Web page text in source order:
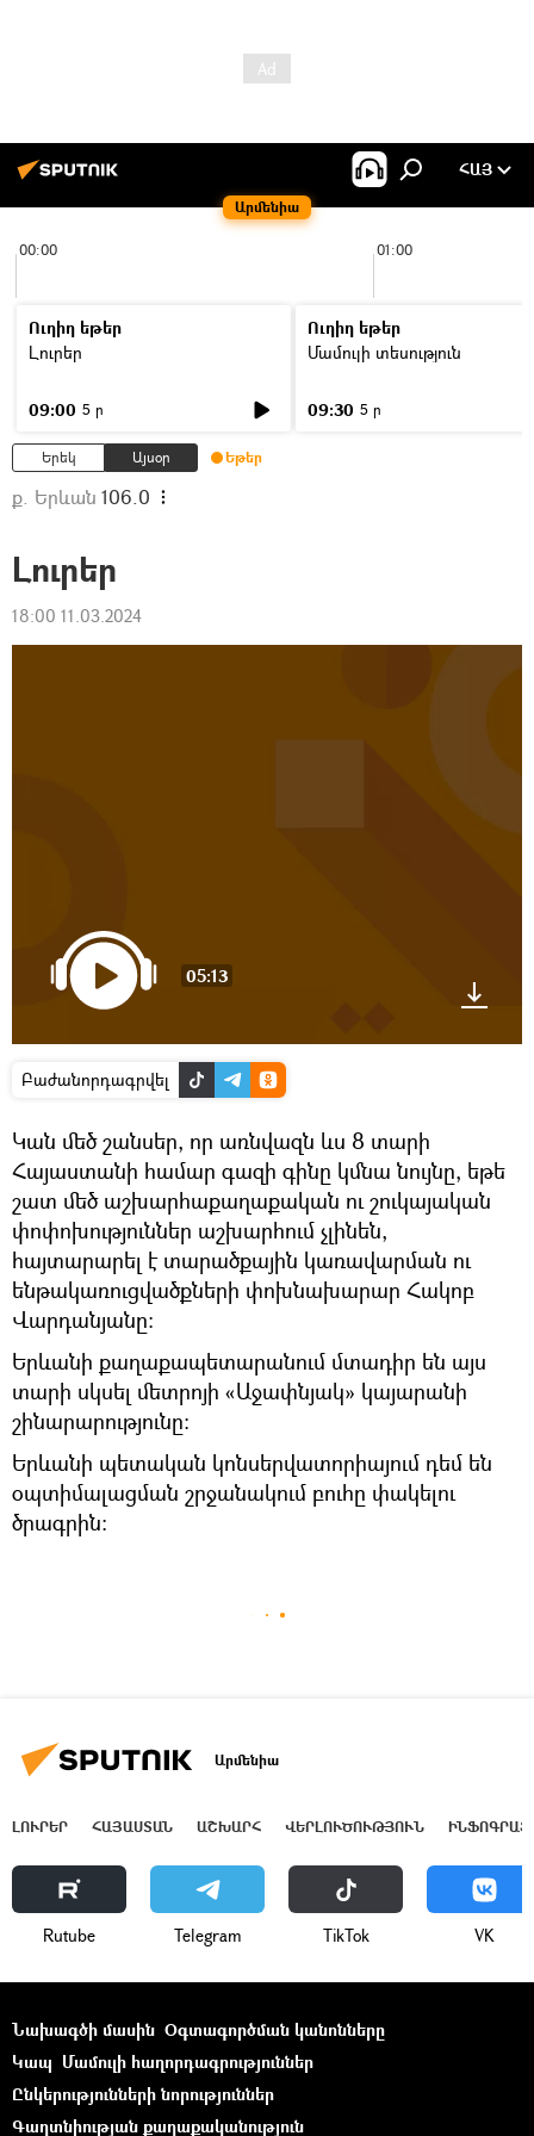
Արմենիա
ՀԱՅ
00:00 01:00
Ուղիղ եթեր
Լուրեր
09:00 5 ր
Ուղիղ եթեր
Մամուլի տեսություն
09:30 5 ր
Երեկ Այսօր Եթեր
ք. Երևան 106.0
Լուրեր
18:00 11.03.2024
05:13
Բաժանորդագրվել
Կան մեծ շանսեր, որ առնվազն ևս 8 տարի
Հայաստանի համար գազի գինը կմնա նույնը, եթե
շատ մեծ աշխարհաքաղաքական ու շուկայական
փոփոխություններ աշխարհում չլինեն,
հայտարարել է տարածքային կառավարման ու
ենթակառուցվածքների փոխնախարար Հակոբ
Վարդանյանը։
Երևանի քաղաքապետարանում մտադիր են այս
տարի սկսել մետրոյի «Աջափնյակ» կայարանի
շինարարությունը։
Երևանի պետական կոնսերվատորիայում դեմ են
օպտիմալացման շրջանակում բուհը փակելու
ծրագրին։
Արմենիա
ԼՈՒՐԵՐ ՀԱՅԱՍՏԱՆ ԱՇԽԱՐՀ ՎԵՐԼՈՒԾՈՒԹՅՈՒՆ
Rutube Telegram ТikТоk VK
Նախագծի մասին Օգտագործման կանոնները
Կապ Մամուլի հաղորդագրություններ
Ընկերությունների նորություններ
Գաղտնիության քաղաքականություն